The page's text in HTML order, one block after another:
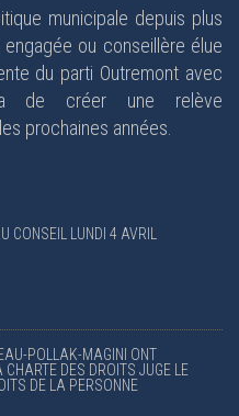
municipale depuis plus
ou conseillère élue
du parti Outremont avec
de créer une relève
prochaines années.
CONSEIL LUNDI 4 AVRIL
POLLAK-MAGINI ONT
DES DROITS JUGE LE
DE LA PERSONNE